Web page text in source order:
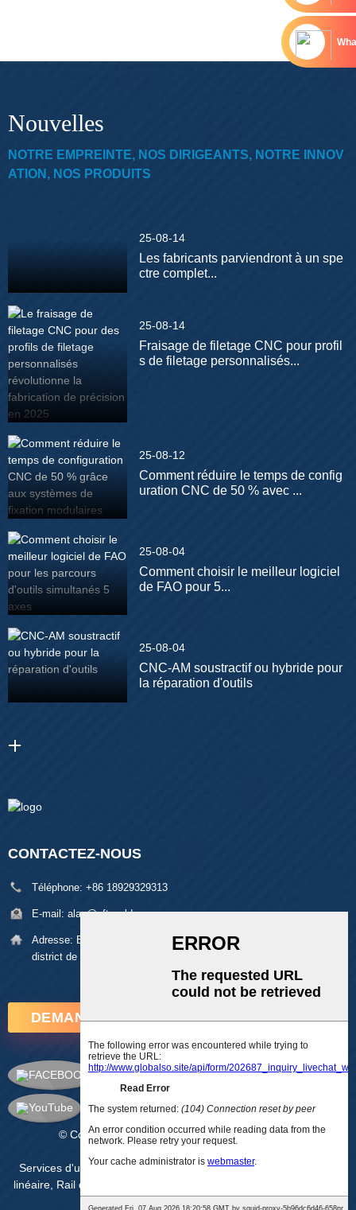
Nouvelles
NOTRE EMPREINTE, NOS DIRIGEANTS, NOTRE INNOV
ATION, NOS PRODUITS
25-08-14
Les fabricants parviendront à un spe
ctre complet...
25-08-14
Fraisage de filetage CNC pour profil
s de filetage personnalisés...
25-08-12
Comment réduire le temps de config
uration CNC de 50 % avec ...
25-08-04
Comment choisir le meilleur logiciel
de FAO pour 5...
25-08-04
CNC-AM soustractif ou hybride pour
la réparation d'outils
CONTACTEZ-NOUS
Téléphone: +86 18929329313
E-mail: alan@pftworld.com
Adresse: Bâtiment 49, parc industriel de Fumin, village de Pinghu,
district de Longgang, Shenzhen. Code postal : 518111
DEMANDEZ MAINTENANT
© Copyright - 2010-2025 : Tous droits réservés.
Services d'usinage CNC,Actionneur linéaire,module coulissant
linéaire Rail de guidage linéaire à vis à billes